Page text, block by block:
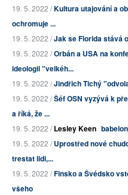
19. 5. 2022 /Kultura utajování a
ochromuje ...
19. 5. 2022 /Jak se Florida stává
19. 5. 2022 /Orbán a USA na
ideologii "velkéh...
19. 5. 2022 /Jindřich Tichý
19. 5. 2022 /Šéf OSN vyzývá k
a říká, že ...
19. 5. 2022 /Lesley Keen babelon
19. 5. 2022 /Uprostřed nové
trestat lidi,...
19. 5. 2022 /Finsko a Švédsko
všeho